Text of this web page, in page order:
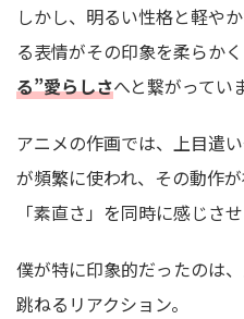
しかし、明るい性格と軽や
る表情がその印象を柔らかく
る”愛らしさへと繋がってい
アニメの作画では、上目遣
が頻繁に使われ、その動作
「素直さ」を同時に感じさ
僕が特に印象的だったのは
跳ねるリアクション。